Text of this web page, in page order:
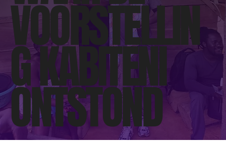
VOORSTELLIN
G KABITENI
ONTSTOND